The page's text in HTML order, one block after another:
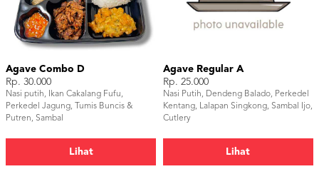
Agave Combo D
Rp. 30.000
Nasi putih, Ikan Cakalang Fufu,
Perkedel Jagung, Tumis Buncis &
Putren, Sambal
Lihat
Agave Regular A
Rp. 25.000
Nasi Putih, Dendeng Balado, Perkedel
Kentang, Lalapan Singkong, Sambal Ijo,
Cutlery
Lihat